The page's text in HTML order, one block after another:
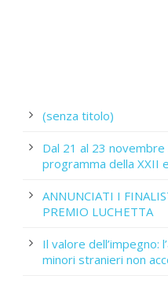
(senza titolo)
Dal 21 al 23
programma della XXII
ANNUNCIATI I
PREMIO LUCHETTA
Il valore dell’impegno:
minori stranieri non